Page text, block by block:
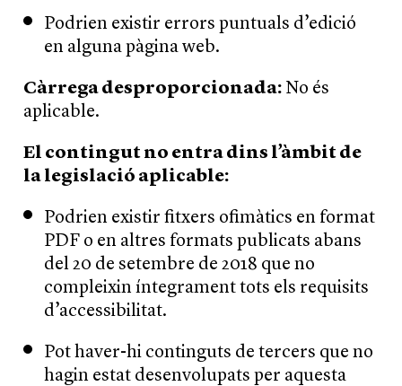
Podrien existir errors puntuals d’edició
en alguna pàgina web.
Càrrega desproporcionada: No és
aplicable.
El contingut no entra dins l’àmbit de
la legislació aplicable:
Podrien existir fitxers ofimàtics en format
PDF o en altres formats publicats abans
del 20 de setembre de 2018 que no
compleixin íntegrament tots els requisits
d’accessibilitat.
Pot haver-hi continguts de tercers que no
hagin estat desenvolupats per aquesta